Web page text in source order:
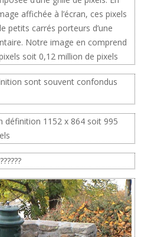
affichée à l’écran, ces pixels
petits carrés porteurs d’une
Notre image en comprend
soit 0,12 million de pixels
sont souvent confondus
définition 1152 x 864 soit 995